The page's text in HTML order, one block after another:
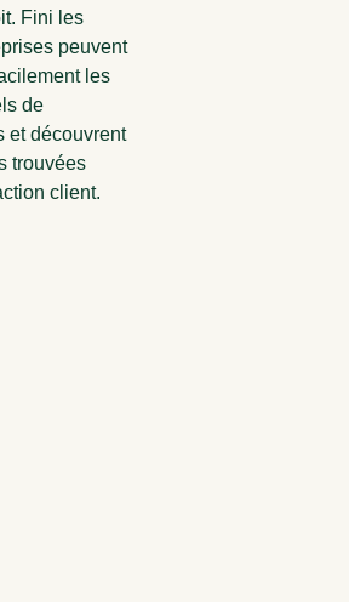
Fini les
peuvent
les
de
et découvrent
trouvées
client.